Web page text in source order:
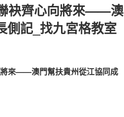
袂齊心向將來——澳
側記_找九宮格教室
來——澳門幫扶貴州從江協同成